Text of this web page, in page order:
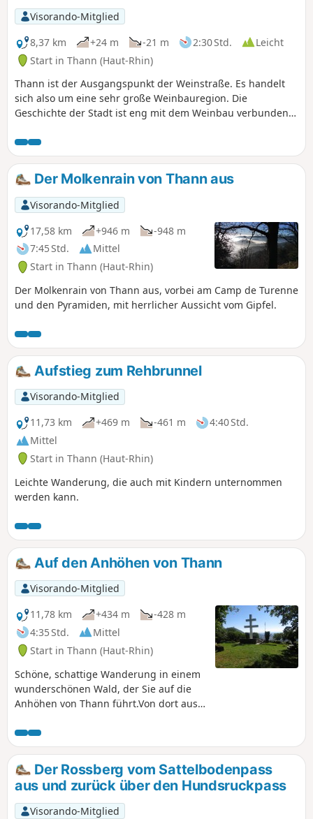
Visorando-Mitglied
8,37 km
+24 m -21 m 2:30 Std.
Leicht
Start in Thann (Haut-Rhin)
Thann ist der Ausgangspunkt der Weinstraße. Es handelt
sich also um eine sehr große Weinbauregion. Die
Geschichte der Stadt ist eng mit dem Weinbau verbunden.
die Möglichkeit, die Stadt zu besichtigen, die einen
Zwischenstopp wert ist. Zu den Sehenswürdigkeiten zählen
die Stiftskirche Saint-Thiébaut sowie der Hexenturm. Es gibt
mehrere Plätze und Parks, wie den Parc Albert1er und die
Place de Lattre de Tassigny... Alles lädt also dazu ein, in
dieser Stadt einen Zwischenstopp einzulegen, bevor man
weiter nach Lothringen oder ins Elsass fährt.
Der Molkenrain von Thann aus
Visorando-Mitglied
17,58 km
+946 m
-948 m
7:45 Std.
Mittel
Start in Thann (Haut-Rhin)
Der Molkenrain von Thann aus, vorbei am Camp de Turenne
und den Pyramiden, mit herrlicher Aussicht vom Gipfel.
Aufstieg zum Rehbrunnel
Visorando-Mitglied
11,73 km
+469 m -461 m
4:40 Std.
Mittel
Start in Thann (Haut-Rhin)
Leichte Wanderung, die auch mit Kindern unternommen
werden kann.
Auf den Anhöhen von Thann
Visorando-Mitglied
11,78 km
+434 m
-428 m
4:35 Std.
Mittel
Start in Thann (Haut-Rhin)
Schöne, schattige Wanderung in einem
wunderschönen Wald, der Sie auf die
Anhöhen von Thann führt.Von dort aus
Panorama über die Ebene des Elsass
und den Schweizer Jura.
Der Rossberg vom Sattelbodenpass
aus und zurück über den Hundsruckpass
Visorando-Mitglied